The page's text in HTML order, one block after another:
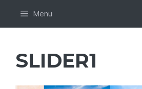
Menu
SLIDER1